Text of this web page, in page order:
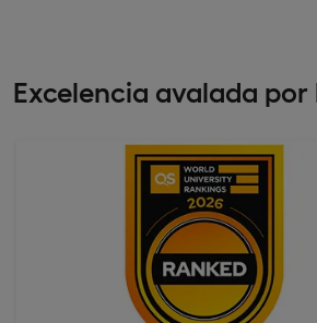
Excelencia avalada por